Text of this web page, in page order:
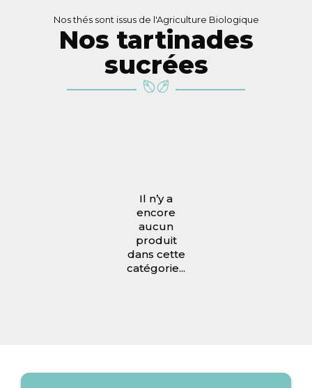
Nos thés sont issus de l'Agriculture Biologique
Nos tartinades
sucrées
Il n’y a
encore
aucun
produit
dans cette
catégorie...